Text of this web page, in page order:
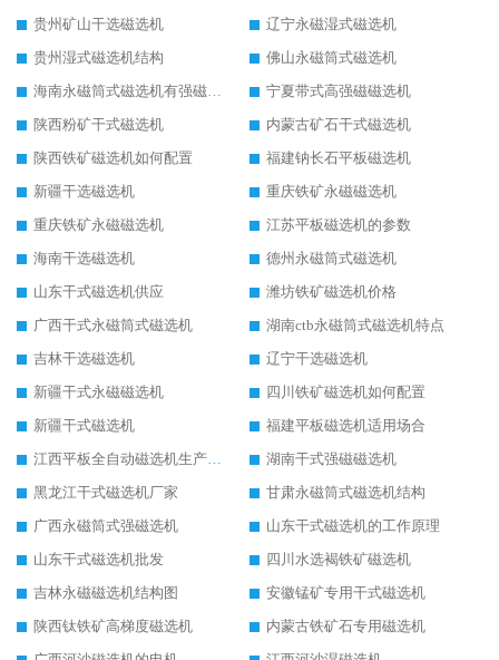
贵州矿山干选磁选机
辽宁永磁湿式磁选机
贵州湿式磁选机结构
佛山永磁筒式磁选机
宁夏带式高强磁磁选机
陕西粉矿干式磁选机
内蒙古矿石干式磁选机
陕西铁矿磁选机如何配置
福建钠长石平板磁选机
新疆干选磁选机
重庆铁矿永磁磁选机
重庆铁矿永磁磁选机
江苏平板磁选机的参数
海南干选磁选机
德州永磁筒式磁选机
山东干式磁选机供应
潍坊铁矿磁选机价格
广西干式永磁筒式磁选机
湖南ctb永磁筒式磁选机特点
吉林干选磁选机
辽宁干选磁选机
新疆干式永磁磁选机
四川铁矿磁选机如何配置
新疆干式磁选机
福建平板磁选机适用场合
湖南干式强磁磁选机
黑龙江干式磁选机厂家
甘肃永磁筒式磁选机结构
广西永磁筒式强磁选机
山东干式磁选机的工作原理
山东干式磁选机批发
四川水选褐铁矿磁选机
吉林永磁磁选机结构图
安徽锰矿专用干式磁选机
陕西钛铁矿高梯度磁选机
内蒙古铁矿石专用磁选机